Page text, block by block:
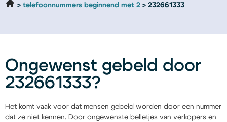
telefoonnummers beginnend met 2 232661333
Ongewenst gebeld door
232661333?
Het komt vaak voor dat mensen gebeld worden door een nummer
dat ze niet kennen. Door ongewenste belletjes van verkopers en